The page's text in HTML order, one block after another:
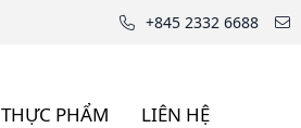
+845 2332 6688
THỰC PHẨM LIÊN HỆ